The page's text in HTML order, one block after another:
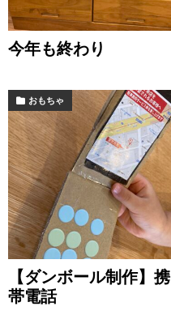
今年も終わり
おもちゃ
【ダンボール制作】携
帯電話